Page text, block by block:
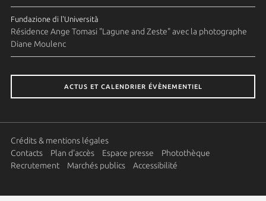
Fundazione di l'Università
Résidence Ange Tomasi "Lagune and Zeste" avec la photographe
Diane Moulenc
ACTUS ET CALENDRIER ÉVÈNEMENTIEL
Crédits & mentions légales
Contacts
Plan d'accès Espace presse
Photothèque
Recrutement
Marchés publics Accessibilité